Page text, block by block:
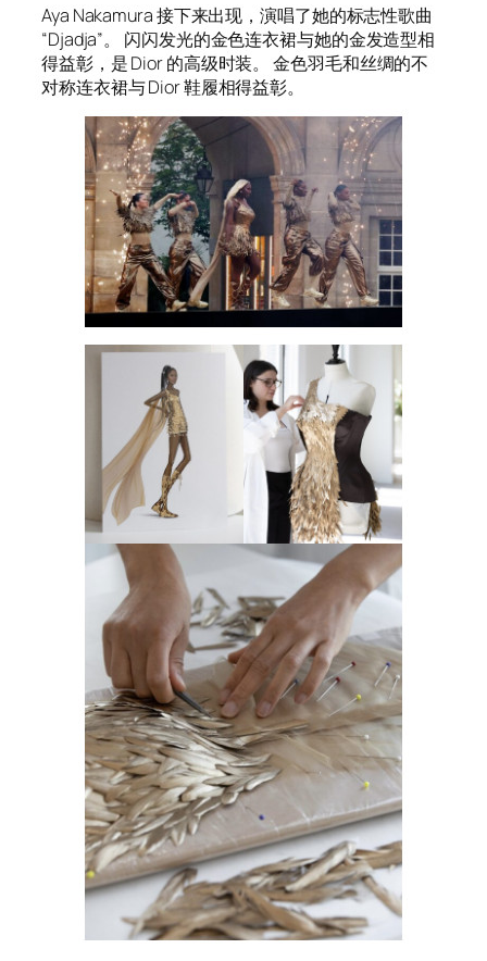
Aya Nakamura 接下来出现，演唱了她的标志性歌曲
“Djadja”。 闪闪发光的金色连衣裙与她的金发造型相
得益彰，是 Dior 的高级时装。 金色羽毛和丝绸的不
对称连衣裙与 Dior 鞋履相得益彰。